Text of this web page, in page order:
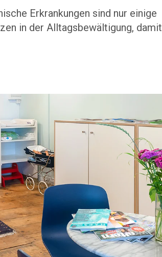
Erkrankungen sind nur einige
in der Alltagsbewältigung, damit